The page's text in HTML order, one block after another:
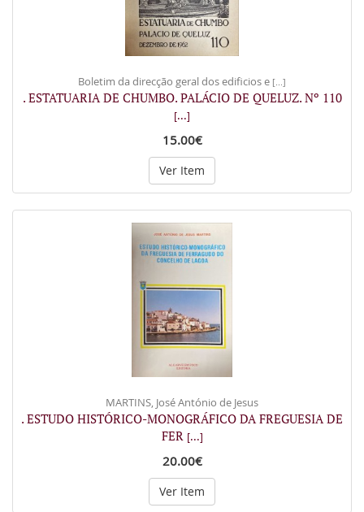
Boletim da direcção geral dos edificios e [...]
. ESTATUARIA DE CHUMBO. PALÁCIO DE QUELUZ. Nº 110
[...]
15.00€
Ver Item
MARTINS, José António de Jesus
. ESTUDO HISTÓRICO-MONOGRÁFICO DA FREGUESIA DE
FER [...]
20.00€
Ver Item